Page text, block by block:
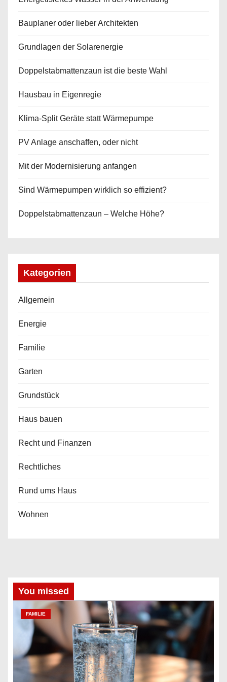
Bauplaner oder lieber Architekten
Grundlagen der Solarenergie
Doppelstabmattenzaun ist die beste Wahl
Hausbau in Eigenregie
Klima-Split Geräte statt Wärmepumpe
PV Anlage anschaffen, oder nicht
Mit der Modernisierung anfangen
Sind Wärmepumpen wirklich so effizient?
Doppelstabmattenzaun – Welche Höhe?
Kategorien
Allgemein
Energie
Familie
Garten
Grundstück
Haus bauen
Recht und Finanzen
Rechtliches
Rund ums Haus
Wohnen
You missed
FAMILIE